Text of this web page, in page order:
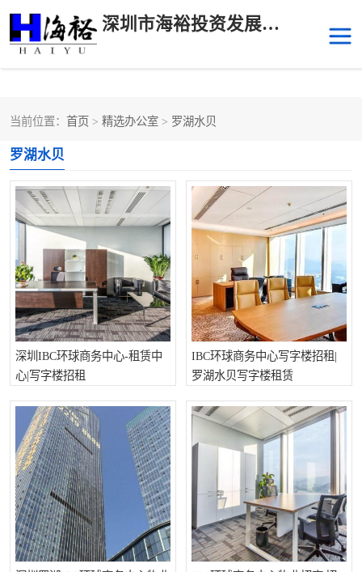
深圳市海裕投资发展有限公司
当前位置： 首页 > 精选办公室 > 罗湖水贝
罗湖水贝
深圳IBC环球商务中心-租赁中
心|写字楼招租
IBC环球商务中心写字楼招租|
罗湖水贝写字楼租赁
科技园中区 南山华侨城
前海 深圳湾科技生态园
福田中心区写字楼租赁 宝安中心区
深圳宝安 福田车公庙
罗湖水贝 南山南油
龙华 罗湖区
宝安区 西乡
兴东
福田华强北 南山科技园
南山后海 福田区